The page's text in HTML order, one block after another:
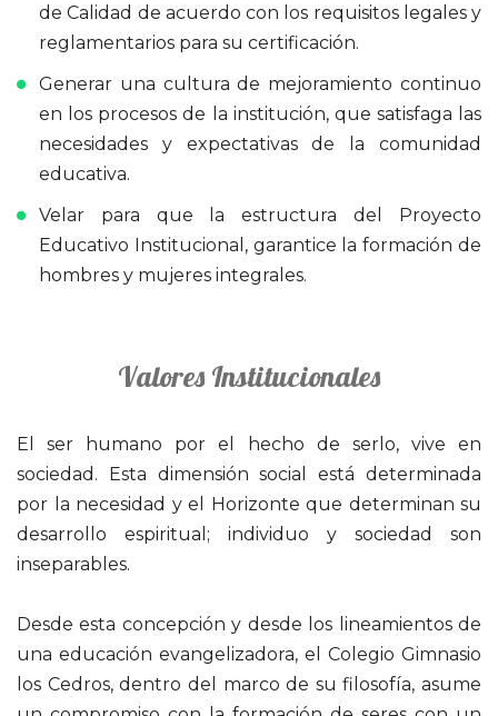
de Calidad de acuerdo con los requisitos legales y
reglamentarios para su certificación.
Generar una cultura de mejoramiento continuo
en los procesos de la institución, que satisfaga las
necesidades y expectativas de la comunidad
educativa.
Velar para que la estructura del Proyecto
Educativo Institucional, garantice la formación de
hombres y mujeres integrales.
Valores Institucionales
El ser humano por el hecho de serlo, vive en
sociedad. Esta dimensión social está determinada
por la necesidad y el Horizonte que determinan su
desarrollo espiritual; individuo y sociedad son
inseparables.
Desde esta concepción y desde los lineamientos de
una educación evangelizadora, el Colegio Gimnasio
los Cedros, dentro del marco de su filosofía, asume